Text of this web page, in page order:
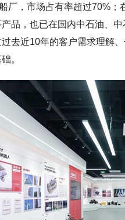
厂，市场占有率超过70%
品，也已在国内中石油、
去近10年的客户需求理解
。